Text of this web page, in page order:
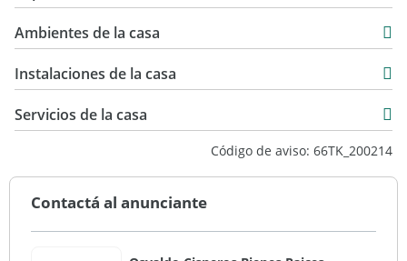
Venta
USD 119.000
90 m2
Ambientes de la casa
Instalaciones de la casa
Servicios de la casa
Código de aviso: 66TK_200214
Contactá al anunciante